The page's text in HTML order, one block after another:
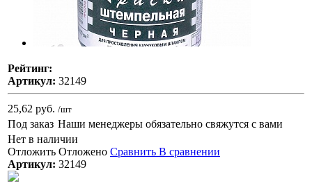
Рейтинг:
Артикул: 32149
25,62 руб. /шт
Под заказ Наши менеджеры обязательно свяжутся с вами
Нет в наличии
Отложить Отложено Сравнить В сравнении
Артикул: 32149